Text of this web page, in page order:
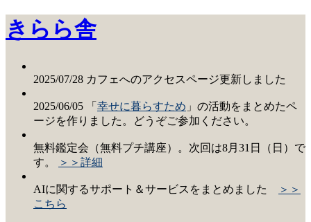
きらら舎
2025/07/28 カフェへのアクセスページ更新しました
2025/06/05 「 幸せに暮らすため 」の活動をまとめたペ
ージを作りました。どうぞご参加ください。
無料鑑定会（無料プチ講座）。次回は8月31日（日）で
す。
＞＞詳細
AIに関するサポート＆サービスをまとめました
＞＞
こちら